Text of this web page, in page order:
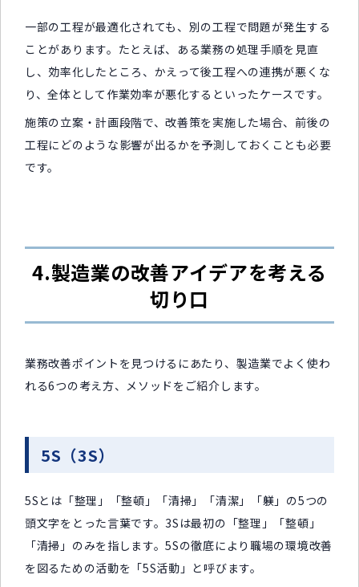
一部の工程が最適化されても、別の工程で問題が発生する
ことがあります。たとえば、ある業務の処理手順を見直
し、効率化したところ、かえって後工程への連携が悪くな
り、全体として作業効率が悪化するといったケースです。
施策の立案・計画段階で、改善策を実施した場合、前後の
工程にどのような影響が出るかを予測しておくことも必要
です。
4.製造業の改善アイデアを考える
切り口
業務改善ポイントを見つけるにあたり、製造業でよく使わ
れる6つの考え方、メソッドをご紹介します。
5S（3S）
5Sとは「整理」「整頓」「清掃」「清潔」「躾」の5つの
頭文字をとった言葉です。3Sは最初の「整理」「整頓」
「清掃」のみを指します。5Sの徹底により職場の環境改善
を図るための活動を「5S活動」と呼びます。